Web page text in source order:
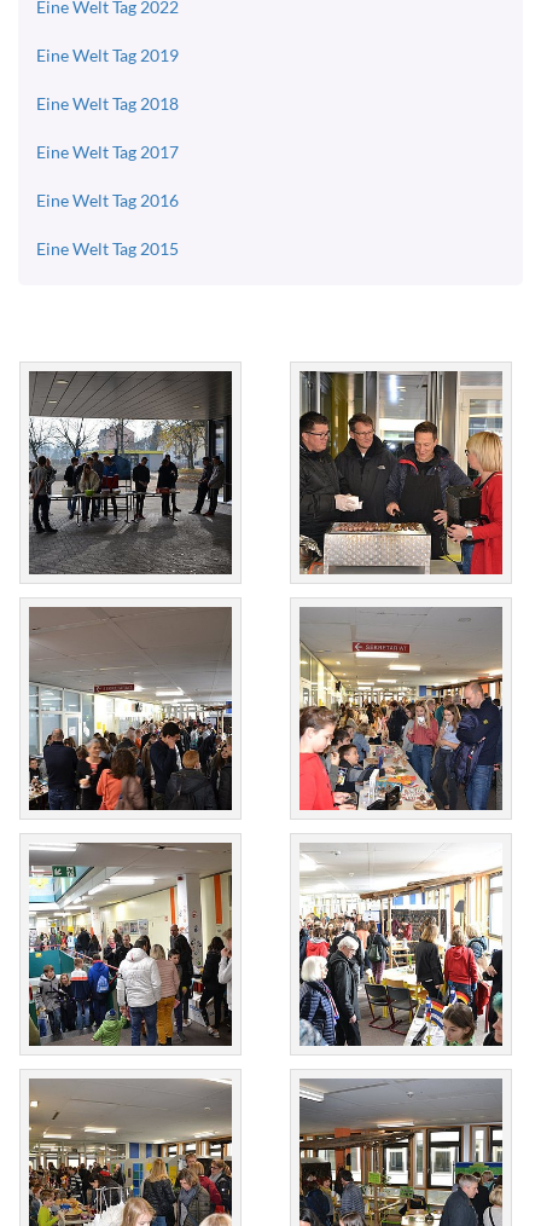
Eine Welt Tag 2022
Eine Welt Tag 2019
Eine Welt Tag 2018
Eine Welt Tag 2017
Eine Welt Tag 2016
Eine Welt Tag 2015